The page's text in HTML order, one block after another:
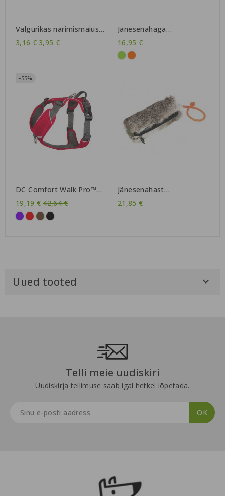
Valgurikas närimismaius
seebu- ja jakipiimast |
Kiwi Walker
3,16 € Tavahind
3,95 €
Jänesenahaga
maiusedummy
16,95 €
−55%
DC Comfort Walk Pro™
traksid - vana mudeli
lõpumüük
19,19 € Tavahind
42,64 €
Jänesenahast
maiusedummy
21,85 €
Uued tooted 
Telli meie uudiskiri
Uudiskirja tellimuse saab igal hetkel lõpetada.